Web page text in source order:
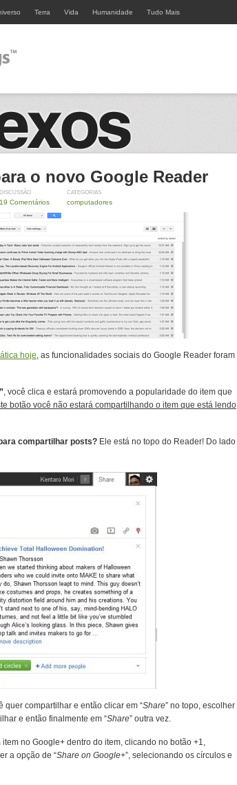
Terra Vida Humanidade Tudo Mais
o novo Google Reader
DISCUSSÃO
19 Comentários
CATEGORIAS
computadores
hoje, as funcionalidades sociais do Google Reader foram
”, você clica e estará promovendo a popularidade do item que
botão você não estará compartilhando o item que está lendo
compartilhar posts? Ele está no topo do Reader! Do lado
quer compartilhar e então clicar em “Share” no topo, escolher
e então finalmente em “Share” outra vez.
no Google+ dentro do item, clicando no botão +1,
a opção de “Share on Google+”, selecionando os círculos e